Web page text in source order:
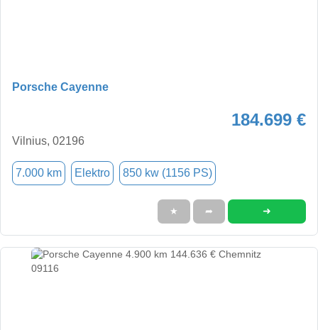
Porsche Cayenne
184.699 €
Vilnius, 02196
7.000 km Elektro 850 kw (1156 PS)
★ ➦ ➜